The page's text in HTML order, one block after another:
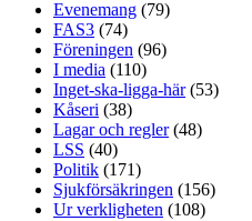
Evenemang (79)
FAS3 (74)
Föreningen (96)
I media (110)
Inget-ska-ligga-här(53)
Kåseri (38)
Lagar och regler(48)
LSS (40)
Politik (171)
Sjukförsäkringen (156)
Ur verkligheten (108)